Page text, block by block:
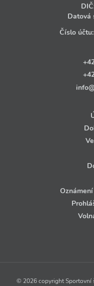
Datová
Číslo účtu:
© 2026 copyright